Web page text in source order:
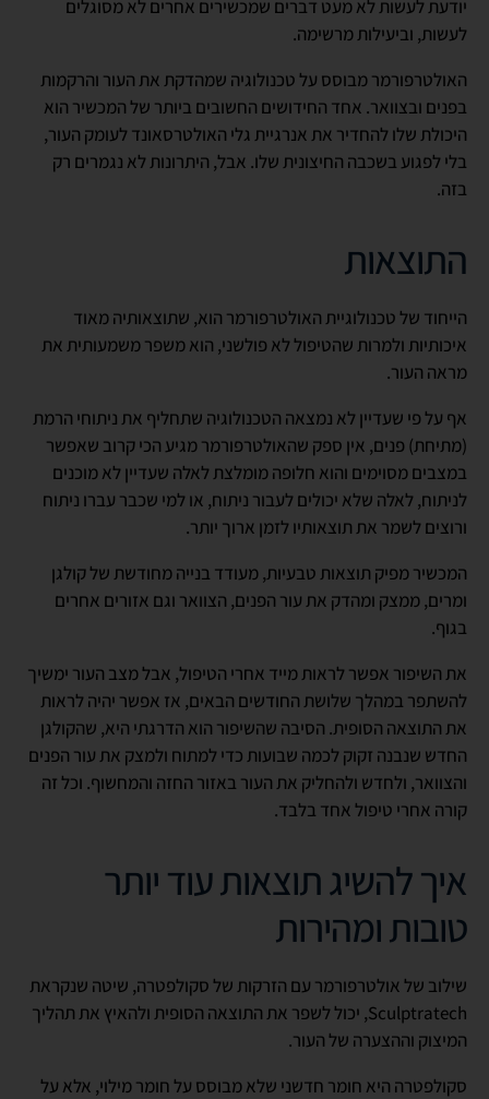
יודעת לעשות לא מעט דברים שמכשירים אחרים לא מסוגלים
לעשות, וביעילות מרשימה.
האולטרפורמר מבוסס על טכנולוגיה שמהדקת את העור והרקמות
בפנים ובצוואר. אחד החידושים החשובים ביותר של המכשיר הוא
היכולת שלו להחדיר את אנרגיית גלי האולטרסאונד לעומק העור,
בלי לפגוע בשכבה החיצונית שלו. אבל, היתרונות לא נגמרים רק
בזה.
התוצאות
הייחוד של טכנולוגיית האולטרפורמר הוא, שתוצאותיה מאוד
איכותיות ולמרות שהטיפול לא פולשני, הוא משפר משמעותית את
מראה העור.
אף על פי שעדיין לא נמצאה הטכנולוגיה שתחליף את ניתוחי הרמת
(מתיחת) פנים, אין ספק שהאולטרפורמר מגיע הכי קרוב שאפשר
במצבים מסוימים והוא חלופה מומלצת לאלה שעדיין לא מוכנים
לניתוח, לאלה שלא יכולים לעבור ניתוח, או למי שכבר עברו ניתוח
ורוצים לשמר את תוצאותיו לזמן ארוך יותר.
המכשיר מפיק תוצאות טבעיות, מעודד בנייה מחודשת של קולגן
ומרים, ממצק ומהדק את עור הפנים, הצוואר וגם אזורים אחרים
בגוף.
את השיפור אפשר לראות מייד אחרי הטיפול, אבל מצב העור ימשיך
להשתפר במהלך שלושת החודשים הבאים, אז אפשר יהיה לראות
את התוצאה הסופית. הסיבה שהשיפור הוא הדרגתי היא, שהקולגן
החדש שנבנה זקוק לכמה שבועות כדי למתוח ולמצק את עור הפנים
והצוואר, ולחדש ולהחליק את העור באזור החזה והמחשוף. וכל זה
קורה אחרי טיפול אחד בלבד.
איך להשיג תוצאות עוד יותר
טובות ומהירות
שילוב של אולטרפורמר עם הזרקות של סקולפטרה, שיטה שנקראת
Sculptratech, יכול לשפר את התוצאה הסופית ולהאיץ את תהליך
המיצוק וההצערה של העור.
סקולפטרה היא חומר חדשני שלא מבוסס על חומר מילוי, אלא על